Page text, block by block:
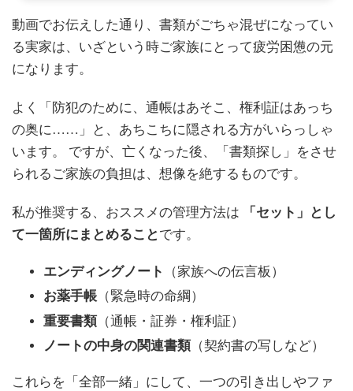
動画でお伝えした通り、書類がごちゃ混ぜになってい
る実家は、いざという時ご家族にとって疲労困憊の元
になります。
よく「防犯のために、通帳はあそこ、権利証はあっち
の奥に……」と、あちこちに隠される方がいらっしゃ
います。 ですが、亡くなった後、「書類探し」をさせ
られるご家族の負担は、想像を絶するものです。
私が推奨する、おススメの管理方法は
「セット」とし
て一箇所にまとめること です。
エンディングノート
（家族への伝言板）
お薬手帳 （緊急時の命綱）
重要書類（通帳・証券・権利証）
ノートの中身の関連書類 （契約書の写しなど）
これらを「全部一緒」にして、一つの引き出しやファ